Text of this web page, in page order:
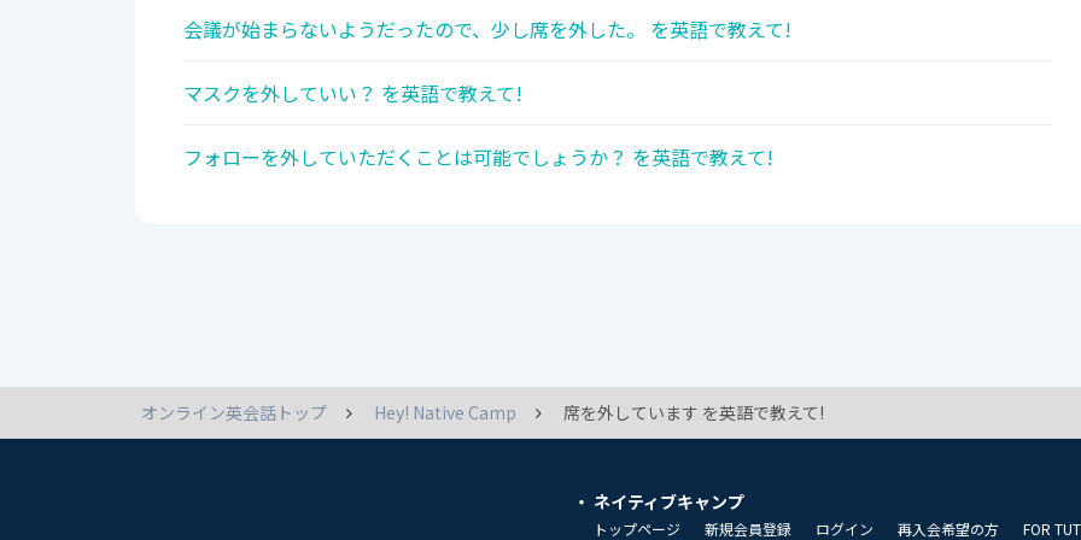
会議が始まらないようだったので、少し席を外した。 を英語で教えて!
マスクを外していい？ を英語で教えて!
フォローを外していただくことは可能でしょうか？ を英語で教えて!
オンライン英会話トップ Hey! Native Camp 席を外しています を英語で教えて!
ネイティブキャンプ
トップページ 新規会員登録 ログイン 再入会希望の方 FOR